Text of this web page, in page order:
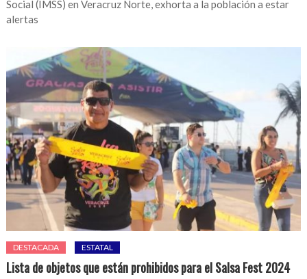
Social (IMSS) en Veracruz Norte, exhorta a la población a estar
alertas
DESTACADA ESTATAL
Lista de objetos que están prohibidos para el Salsa Fest 2024